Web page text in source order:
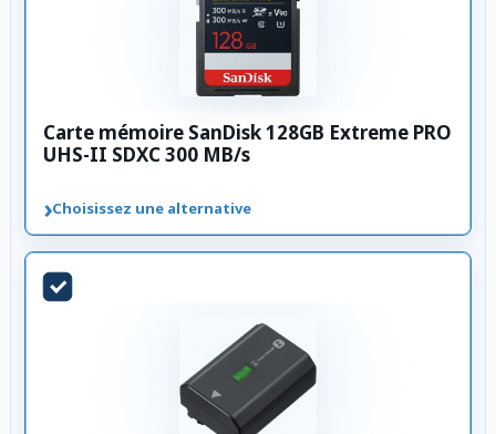
Carte mémoire SanDisk 128GB Extreme PRO
UHS-II SDXC 300 MB/s
›Choisissez une alternative